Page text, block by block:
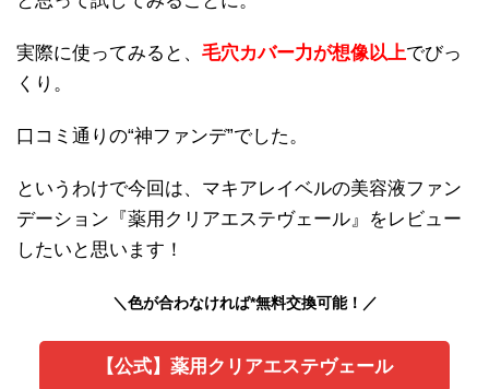
実際に使ってみると、 毛穴カバー力が想像以上でびっ
くり。
口コミ通りの“神ファンデ”でした。
というわけで今回は、マキアレイベルの美容液ファン
デーション『薬用クリアエステヴェール』をレビュー
したいと思います！
＼色が合わなければ*無料交換可能！／
【公式】薬用クリアエステヴェール